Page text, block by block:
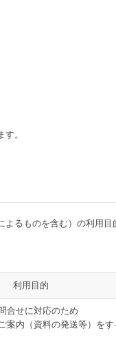
。
よるものを含む）の利用目
利用目的
合せに対応のため
案内（資料の発送等）をす